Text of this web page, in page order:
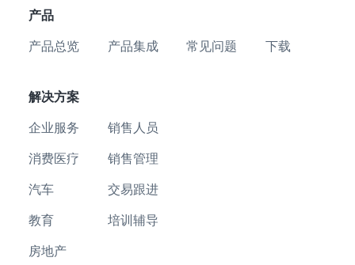
产品
产品总览 产品集成 常见问题 下载
解决方案
企业服务
消费医疗
汽车
教育
房地产
销售人员
销售管理
交易跟进
培训辅导